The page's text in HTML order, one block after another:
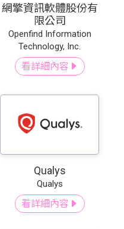
網擎資訊軟體股份有
限公司
Openfind Information
Technology, Inc.
看詳細內容
Qualys
Qualys
看詳細內容